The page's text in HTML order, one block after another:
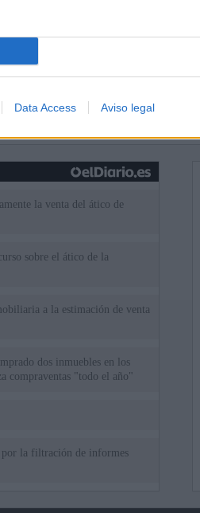
Data Access Aviso legal
la venta del ático de
sobre el ático de la
a la estimación de venta
dos inmuebles en los
compraventas "todo el año"
por la filtración de informes